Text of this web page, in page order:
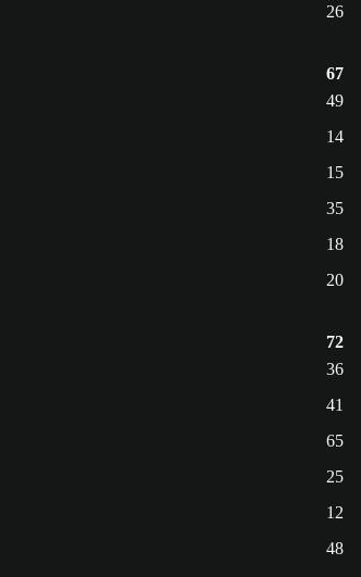
26
67
49
14
15
35
18
20
72
36
41
65
25
12
48